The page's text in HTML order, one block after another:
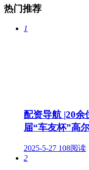
热门推荐
1
配资导航 |20
届“车友杯”高
2025-5-27 108阅读
2